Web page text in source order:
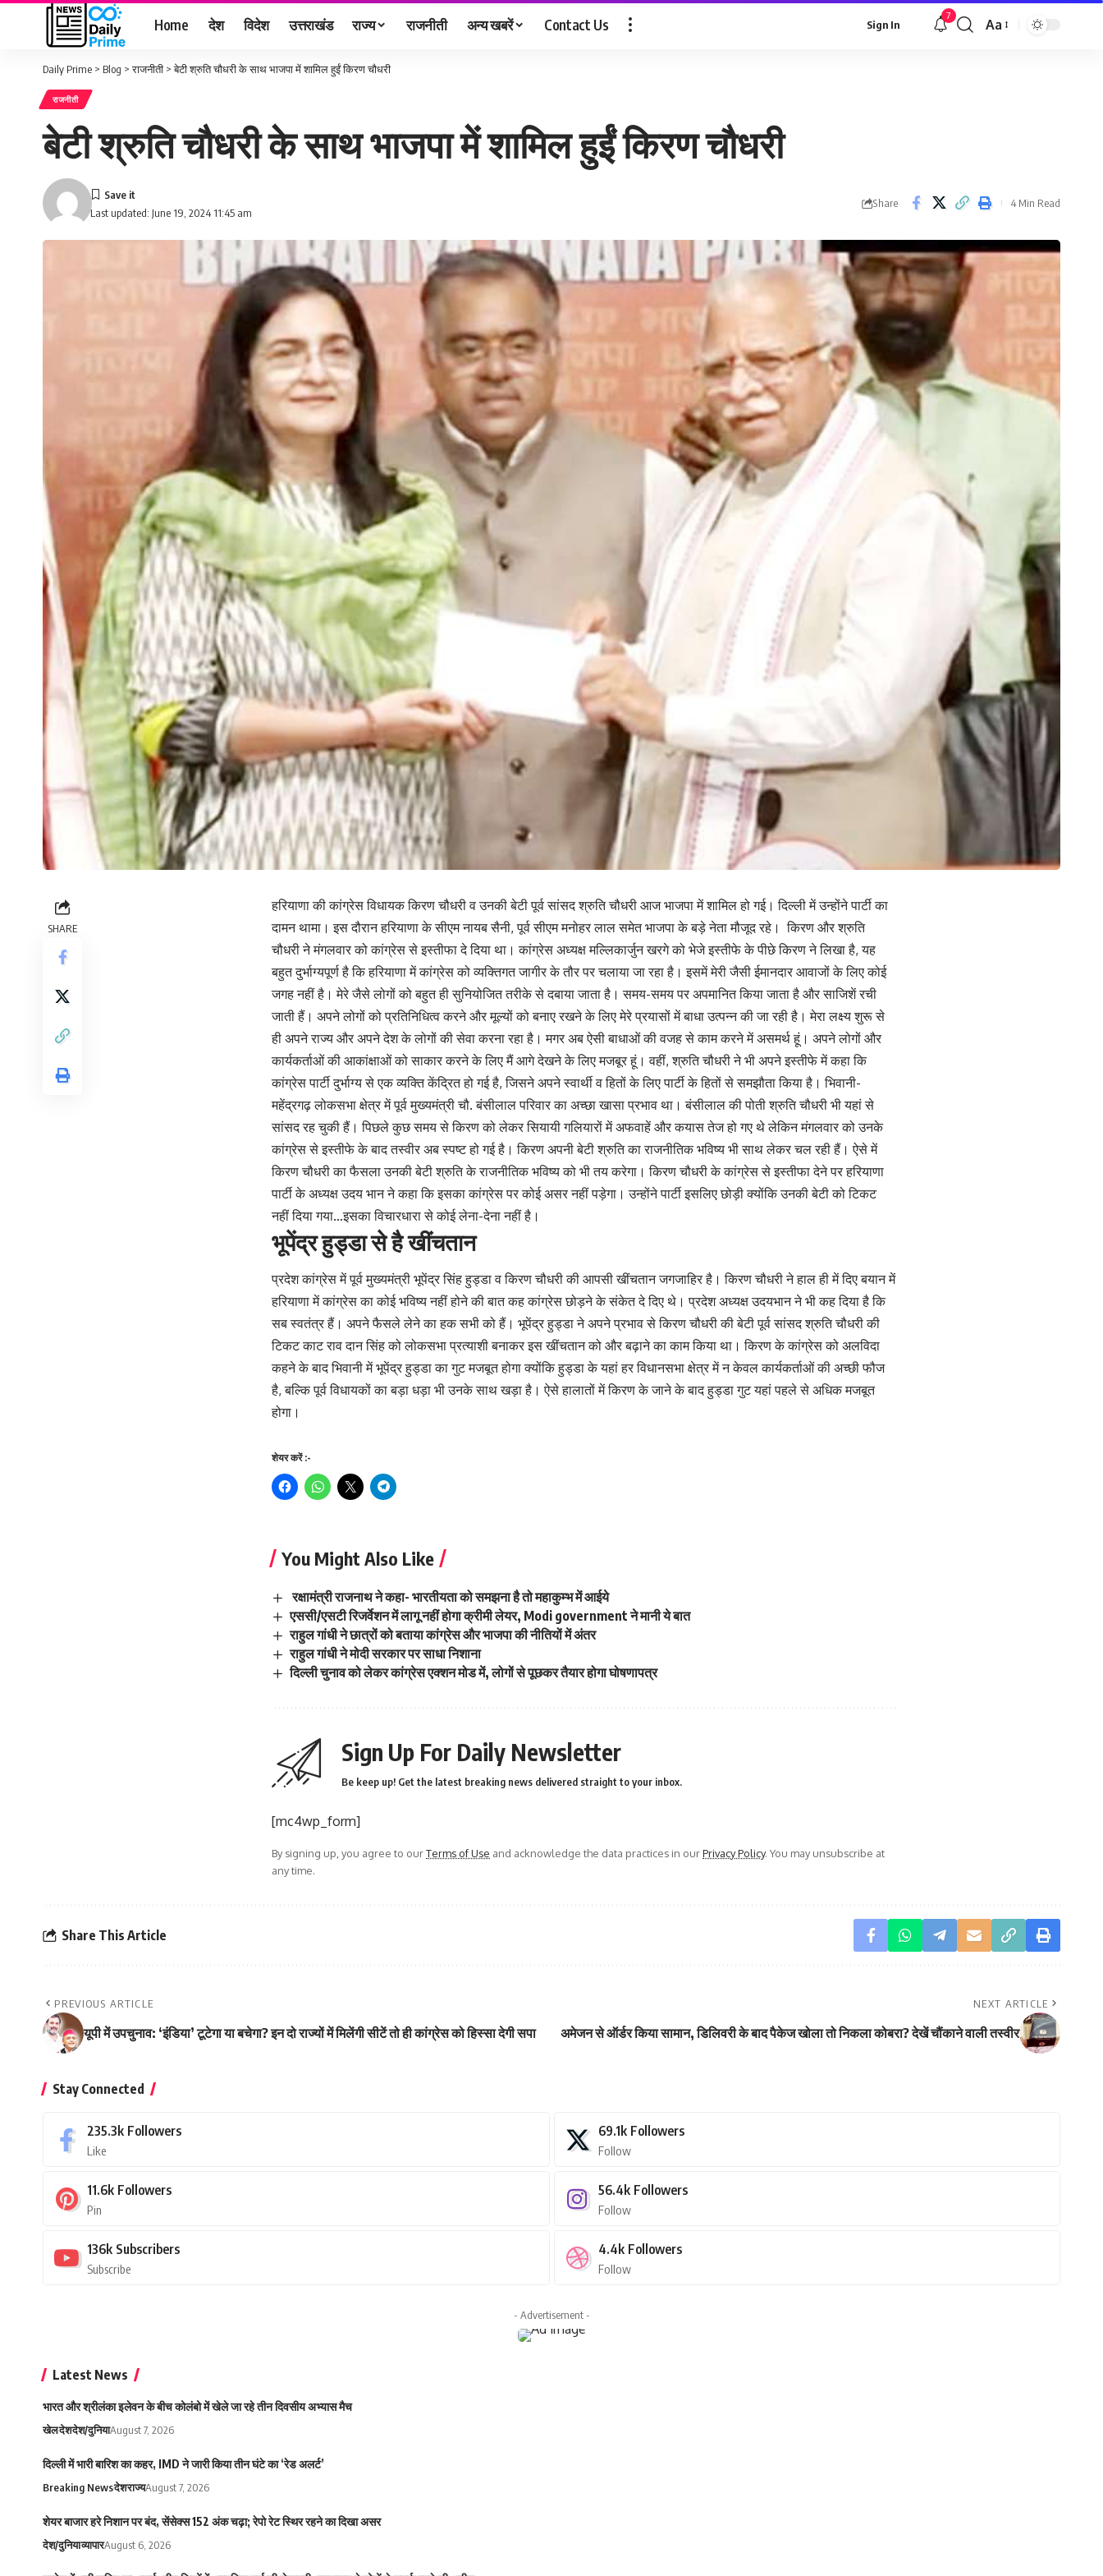
Home देश विदेश उत्तराखंड राज्य राजनीती अन्य खबरें Contact Us Sign In
7
Font
Aa
Daily Prime > Blog >राजनीती >बेटी श्रुति चौधरी के साथ भाजपा में शामिल हुईं किरण चौधरी
राजनीती
बेटी श्रुति चौधरी के साथ भाजपा में शामिल हुईं किरण चौधरी
Last updated: June 19, 2024 11:45 am
Share 4 Min Read
SHARE
हरियाणा की कांग्रेस विधायक किरण चौधरी व उनकी बेटी पूर्व सांसद श्रुति चौधरी आज भाजपा में शामिल हो गई। दिल्ली में उन्होंने पार्टी का
दामन थामा। इस दौरान हरियाणा के सीएम नायब सैनी, पूर्व सीएम मनोहर लाल समेत भाजपा के बड़े नेता मौजूद रहे। किरण और श्रुति
चौधरी ने मंगलवार को कांग्रेस से इस्तीफा दे दिया था। कांग्रेस अध्यक्ष मल्लिकार्जुन खरगे को भेजे इस्तीफे के पीछे किरण ने लिखा है, यह
बहुत दुर्भाग्यपूर्ण है कि हरियाणा में कांग्रेस को व्यक्तिगत जागीर के तौर पर चलाया जा रहा है। इसमें मेरी जैसी ईमानदार आवाजों के लिए कोई
जगह नहीं है। मेरे जैसे लोगों को बहुत ही सुनियोजित तरीके से दबाया जाता है। समय-समय पर अपमानित किया जाता है और साजिशें रची
जाती हैं। अपने लोगों को प्रतिनिधित्व करने और मूल्यों को बनाए रखने के लिए मेरे प्रयासों में बाधा उत्पन्न की जा रही है। मेरा लक्ष्य शुरू से
ही अपने राज्य और अपने देश के लोगों की सेवा करना रहा है। मगर अब ऐसी बाधाओं की वजह से काम करने में असमर्थ हूं। अपने लोगों और
कार्यकर्ताओं की आकांक्षाओं को साकार करने के लिए मैं आगे देखने के लिए मजबूर हूं। वहीं, श्रुति चौधरी ने भी अपने इस्तीफे में कहा कि
कांग्रेस पार्टी दुर्भाग्य से एक व्यक्ति केंद्रित हो गई है, जिसने अपने स्वार्थी व हितों के लिए पार्टी के हितों से समझौता किया है। भिवानी-
महेंद्रगढ़ लोकसभा क्षेत्र में पूर्व मुख्यमंत्री चौ. बंसीलाल परिवार का अच्छा खासा प्रभाव था। बंसीलाल की पोती श्रुति चौधरी भी यहां से
सांसद रह चुकी हैं। पिछले कुछ समय से किरण को लेकर सियायी गलियारों में अफवाहें और कयास तेज हो गए थे लेकिन मंगलवार को उनके
कांग्रेस से इस्तीफे के बाद तस्वीर अब स्पष्ट हो गई है। किरण अपनी बेटी श्रुति का राजनीतिक भविष्य भी साथ लेकर चल रही हैं। ऐसे में
किरण चौधरी का फैसला उनकी बेटी श्रुति के राजनीतिक भविष्य को भी तय करेगा। किरण चौधरी के कांग्रेस से इस्तीफा देने पर हरियाणा
पार्टी के अध्यक्ष उदय भान ने कहा कि इसका कांग्रेस पर कोई असर नहीं पड़ेगा। उन्होंने पार्टी इसलिए छोड़ी क्योंकि उनकी बेटी को टिकट
नहीं दिया गया…इसका विचारधारा से कोई लेना-देना नहीं है।
भूपेंद्र हुड्डा से है खींचतान
प्रदेश कांग्रेस में पूर्व मुख्यमंत्री भूपेंद्र सिंह हुड्डा व किरण चौधरी की आपसी खींचतान जगजाहिर है। किरण चौधरी ने हाल ही में दिए बयान में
हरियाणा में कांग्रेस का कोई भविष्य नहीं होने की बात कह कांग्रेस छोड़ने के संकेत दे दिए थे। प्रदेश अध्यक्ष उदयभान ने भी कह दिया है कि
सब स्वतंत्र हैं। अपने फैसले लेने का हक सभी को हैं। भूपेंद्र हुड्डा ने अपने प्रभाव से किरण चौधरी की बेटी पूर्व सांसद श्रुति चौधरी की
टिकट काट राव दान सिंह को लोकसभा प्रत्याशी बनाकर इस खींचतान को और बढ़ाने का काम किया था। किरण के कांग्रेस को अलविदा
कहने के बाद भिवानी में भूपेंद्र हुड्डा का गुट मजबूत होगा क्योंकि हुड्डा के यहां हर विधानसभा क्षेत्र में न केवल कार्यकर्ताओं की अच्छी फौज
है, बल्कि पूर्व विधायकों का बड़ा धड़ा भी उनके साथ खड़ा है। ऐसे हालातों में किरण के जाने के बाद हुड्डा गुट यहां पहले से अधिक मजबूत
होगा।
शेयर करें :-
You Might Also Like
रक्षामंत्री राजनाथ ने कहा- भारतीयता को समझना है तो महाकुम्भ में आईये
एससी/एसटी रिजर्वेशन में लागू नहीं होगा क्रीमी लेयर, Modi government ने मानी ये बात
राहुल गांधी ने छात्रों को बताया कांग्रेस और भाजपा की नीतियों में अंतर
राहुल गांधी ने मोदी सरकार पर साधा निशाना
दिल्ली चुनाव को लेकर कांग्रेस एक्शन मोड में, लोगों से पूछकर तैयार होगा घोषणापत्र
Sign Up For Daily Newsletter
Be keep up! Get the latest breaking news delivered straight to your inbox.
[mc4wp_form]
By signing up, you agree to ourTerms of Use and acknowledge the data practices in ourPrivacy Policy. You may unsubscribe at
any time.
Share This Article
PREVIOUS ARTICLE
यूपी में उपचुनाव: ‘इंडिया’ टूटेगा या बचेगा? इन दो राज्यों में मिलेंगी सीटें तो ही कांग्रेस को हिस्सा देगी सपा
NEXT ARTICLE
अमेजन से ऑर्डर किया सामान, डिलिवरी के बाद पैकेज खोला तो निकला कोबरा? देखें चौंकाने वाली तस्वीर
Stay Connected
235.3k Followers
Like
69.1k Followers
Follow
11.6k Followers
Pin
56.4k Followers
Follow
136k Subscribers
Subscribe
4.4k Followers
Follow
- Advertisement -
Latest News
भारत और श्रीलंका इलेवन के बीच कोलंबो में खेले जा रहे तीन दिवसीय अभ्यास मैच
खेलदेशदेश/दुनियाAugust 7, 2026
दिल्ली में भारी बारिश का कहर, IMD ने जारी किया तीन घंटे का ‘रेड अलर्ट’
Breaking Newsदेशराज्यAugust 7, 2026
शेयर बाजार हरे निशान पर बंद, सेंसेक्स 152 अंक चढ़ा; रेपो रेट स्थिर रहने का दिखा असर
देश/दुनियाव्यापारAugust 6, 2026